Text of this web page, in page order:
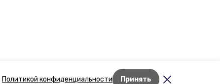
Политикой конфиденциальности Принять
Лента новостей